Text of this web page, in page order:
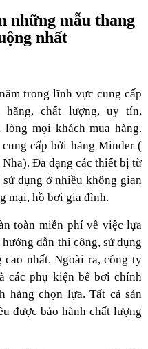
những mẫu thang
nhất
trong lĩnh vực cung cấp
hãng, chất lượng, uy tín,
lòng mọi khách mua hàng.
cấp bởi hãng Minder (
Đa dạng các thiết bị từ
dụng ở nhiều không gian
mại, hồ bơi gia đình.
toàn miễn phí về việc lựa
dẫn thi công, sử dụng
nhất. Ngoài ra, công ty
các phụ kiện bể bơi chính
hàng chọn lựa. Tất cả sản
được bảo hành chất lượng